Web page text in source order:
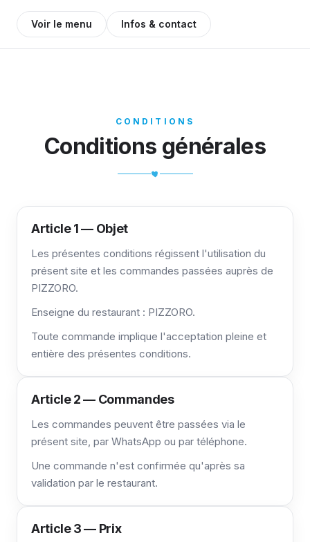
Voir le menu Infos & contact
CONDITIONS
Conditions générales
Article 1 — Objet
Les présentes conditions régissent l'utilisation du
présent site et les commandes passées auprès de
PIZZORO.
Enseigne du restaurant : PIZZORO.
Toute commande implique l'acceptation pleine et
entière des présentes conditions.
Article 2 — Commandes
Les commandes peuvent être passées via le
présent site, par WhatsApp ou par téléphone.
Une commande n'est confirmée qu'après sa
validation par le restaurant.
Article 3 — Prix